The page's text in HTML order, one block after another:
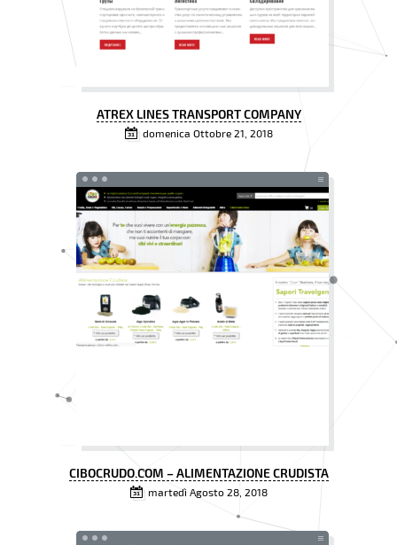
ATREX LINES TRANSPORT COMPANY
domenica Ottobre 21, 2018
CIBOCRUDO.COM – ALIMENTAZIONE CRUDISTA
martedì Agosto 28, 2018